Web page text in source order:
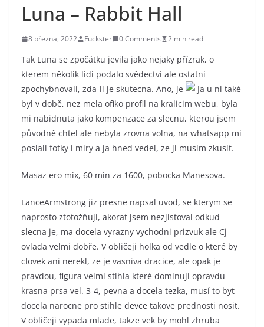
Luna – Rabbit Hall
8 března, 2022 Fuckster 0 Comments 2 min read
Tak Luna se zpočátku jevila jako nejaky přízrak, o
kterem několik lidi podalo svědectví ale ostatní
zpochybnovali, zda-li je skutecna. Ano, je
Ja u ni také
byl v době, nez mela ofiko profil na kralicim webu, byla
mi nabidnuta jako kompenzace za slecnu, kterou jsem
původně chtel ale nebyla zrovna volna, na whatsapp mi
poslali fotky i miry a ja hned vedel, ze ji musim zkusit.
Masaz ero mix, 60 min za 1600, pobocka Manesova.
LanceArmstrong jiz presne napsal uvod, se kterym se
naprosto ztotožňuji, akorat jsem nezjistoval odkud
slecna je, ma docela vyrazny vychodni prizvuk ale Cj
ovlada velmi dobře. V obličeji holka od vedle o které by
clovek ani nerekl, ze je vasniva dracice, ale opak je
pravdou, figura velmi stihla které dominuji opravdu
krasna prsa vel. 3-4, pevna a docela tezka, musí to byt
docela narocne pro stihle devce takove prednosti nosit.
V obličeji vypada mlade, takze vek by mohl zhruba